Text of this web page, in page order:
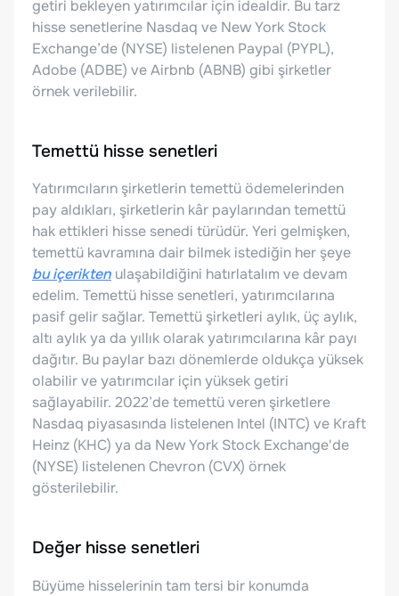
getiri bekleyen yatırımcılar için idealdir. Bu tarz
hisse senetlerine Nasdaq ve New York Stock
Exchange’de (NYSE) listelenen Paypal (PYPL),
Adobe (ADBE) ve Airbnb (ABNB) gibi şirketler
örnek verilebilir.
Temettü hisse senetleri
Yatırımcıların şirketlerin temettü ödemelerinden
pay aldıkları, şirketlerin kâr paylarından temettü
hak ettikleri hisse senedi türüdür. Yeri gelmişken,
temettü kavramına dair bilmek istediğin her şeye
bu içerikten ulaşabildiğini hatırlatalım ve devam
edelim. Temettü hisse senetleri, yatırımcılarına
pasif gelir sağlar. Temettü şirketleri aylık, üç aylık,
altı aylık ya da yıllık olarak yatırımcılarına kâr payı
dağıtır. Bu paylar bazı dönemlerde oldukça yüksek
olabilir ve yatırımcılar için yüksek getiri
sağlayabilir. 2022’de temettü veren şirketlere
Nasdaq piyasasında listelenen Intel (INTC) ve Kraft
Heinz (KHC) ya da New York Stock Exchange'de
(NYSE) listelenen Chevron (CVX) örnek
gösterilebilir.
Değer hisse senetleri
Büyüme hisselerinin tam tersi bir konumda